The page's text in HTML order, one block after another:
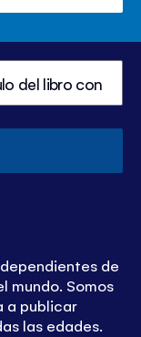
de
mundo. Somos
a publicar
las edades.